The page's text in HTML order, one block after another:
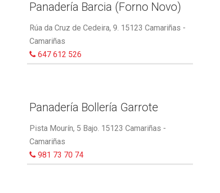
Panadería Barcia (Forno Novo)
Rúa da Cruz de Cedeira, 9. 15123 Camariñas -
Camariñas
647 612 526
Panadería Bollería Garrote
Pista Mourín, 5 Bajo. 15123 Camariñas -
Camariñas
981 73 70 74